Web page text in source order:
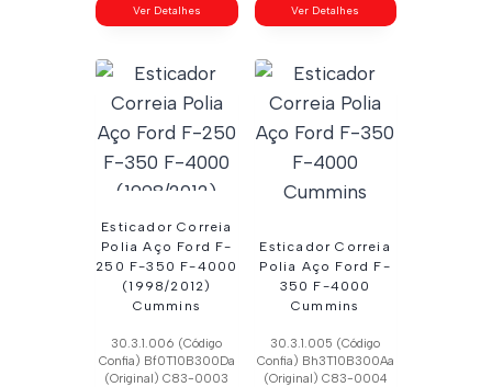
Ver Detalhes Ver Detalhes
Esticador Correia
Polia Aço Ford F-
250 F-350 F-4000
(1998/2012)
Cummins
30.3.1.006 (Código
Confia) Bf0T10B300Da
(Original) C83-0003
Esticador Correia
Polia Aço Ford F-
350 F-4000
Cummins
30.3.1.005 (Código
Confia) Bh3T10B300Aa
(Original) C83-0004